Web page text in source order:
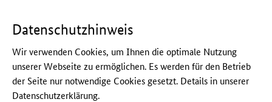
und
Service
Mund- und Zahngesundheit vor
und in der Schwangerschaft
Datenschutzhinweis
Wir verwenden Cookies, um Ihnen die optimale Nutzung
unserer Webseite zu ermöglichen. Es werden für den Betrieb
der Seite nur notwendige Cookies gesetzt. Details in unserer
Datenschutzerklärung.